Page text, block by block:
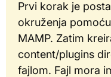
Prvi korak je
okruženja
MAMP. Zatim
content/plugins
fajlom. Fajl mora